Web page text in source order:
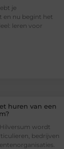
je
en nu begint het
leren voor
huren van een
wordt
bedrijven